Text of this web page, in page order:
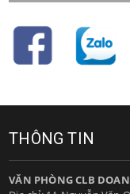
THÔNG TIN
VĂN PHÒNG CLB